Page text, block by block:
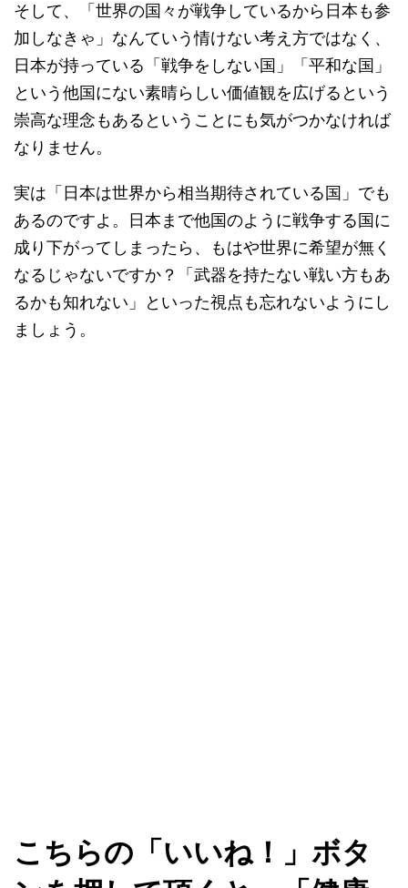
そして、「世界の国々が戦争しているから日本も参
加しなきゃ」なんていう情けない考え方ではなく、
日本が持っている「戦争をしない国」「平和な国」
という他国にない素晴らしい価値観を広げるという
崇高な理念もあるということにも気がつかなければ
なりません。
実は「日本は世界から相当期待されている国」でも
あるのですよ。日本まで他国のように戦争する国に
成り下がってしまったら、もはや世界に希望が無く
なるじゃないですか？「武器を持たない戦い方もあ
るかも知れない」といった視点も忘れないようにし
ましょう。
こちらの「いいね！」ボタ